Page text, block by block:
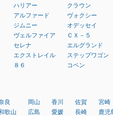
ハリアー
アルファード
ジムニー
ヴェルファイア
セレナ
エクストレイル
８６
クラウン
ヴォクシー
オデッセイ
ＣＸ－５
エルグランド
ステップワゴン
コペン
良
歌山
岡山
広島
香川
愛媛
佐賀
長崎
宮崎
鹿児